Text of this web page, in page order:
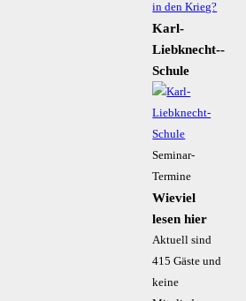
in den Krieg?
Karl-
Liebknecht-­
Schule
Seminar-
Termine
Wieviel
lesen hier
Aktuell sind
415 Gäste und
keine